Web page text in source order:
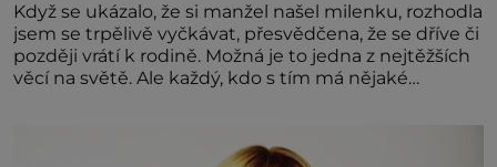
Když se ukázalo, že si manžel našel milenku, rozhodla
jsem se trpělivě vyčkávat, přesvědčena, že se dříve či
později vrátí k rodině. Možná je to jedna z nejtěžších
věcí na světě. Ale každý, kdo s tím má nějaké